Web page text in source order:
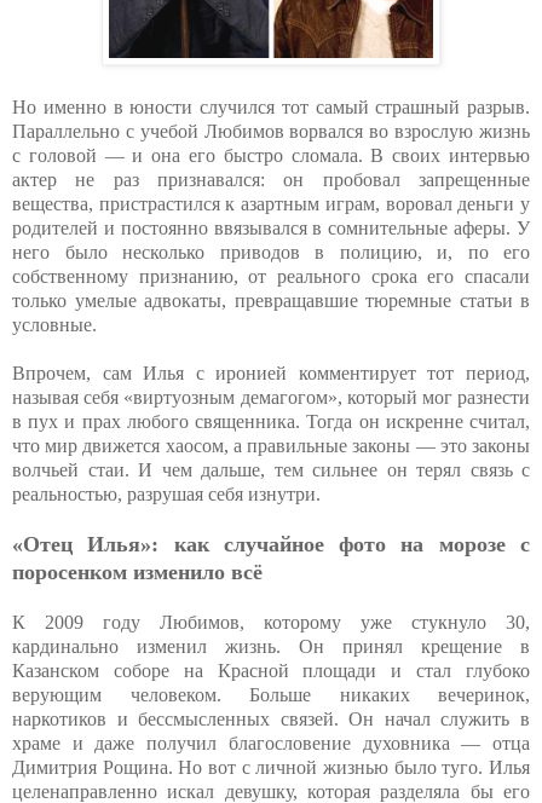
Но именно в юности случился тот самый страшный разрыв.
Параллельно с учебой Любимов ворвался во взрослую жизнь
с головой — и она его быстро сломала. В своих интервью
актер не раз признавался: он пробовал запрещенные
вещества, пристрастился к азартным играм, воровал деньги у
родителей и постоянно ввязывался в сомнительные аферы. У
него было несколько приводов в полицию, и, по его
собственному признанию, от реального срока его спасали
только умелые адвокаты, превращавшие тюремные статьи в
условные.
Впрочем, сам Илья с иронией комментирует тот период,
называя себя «виртуозным демагогом», который мог разнести
в пух и прах любого священника. Тогда он искренне считал,
что мир движется хаосом, а правильные законы — это законы
волчьей стаи. И чем дальше, тем сильнее он терял связь с
реальностью, разрушая себя изнутри.
«Отец Илья»: как случайное фото на морозе с
поросенком изменило всё
К 2009 году Любимов, которому уже стукнуло 30,
кардинально изменил жизнь. Он принял крещение в
Казанском соборе на Красной площади и стал глубоко
верующим человеком. Больше никаких вечеринок,
наркотиков и бессмысленных связей. Он начал служить в
храме и даже получил благословение духовника — отца
Димитрия Рощина. Но вот с личной жизнью было туго. Илья
целенаправленно искал девушку, которая разделяла бы его